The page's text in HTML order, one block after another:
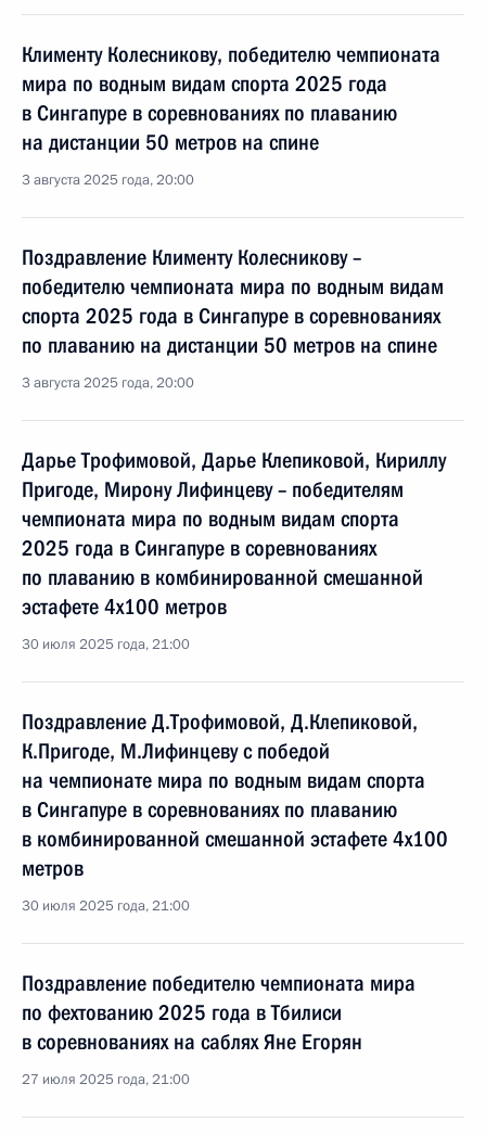
Клименту Колесникову, победителю чемпионата
мира по водным видам спорта 2025 года
в Сингапуре в соревнованиях по плаванию
на дистанции 50 метров на спине
3 августа 2025 года, 20:00
Поздравление Клименту Колесникову –
победителю чемпионата мира по водным видам
спорта 2025 года в Сингапуре в соревнованиях
по плаванию на дистанции 50 метров на спине
3 августа 2025 года, 20:00
Дарье Трофимовой, Дарье Клепиковой, Кириллу
Пригоде, Мирону Лифинцеву – победителям
чемпионата мира по водным видам спорта
2025 года в Сингапуре в соревнованиях
по плаванию в комбинированной смешанной
эстафете 4x100 метров
30 июля 2025 года, 21:00
Поздравление Д.Трофимовой, Д.Клепиковой,
К.Пригоде, М.Лифинцеву с победой
на чемпионате мира по водным видам спорта
в Сингапуре в соревнованиях по плаванию
в комбинированной смешанной эстафете 4x100
метров
30 июля 2025 года, 21:00
Поздравление победителю чемпионата мира
по фехтованию 2025 года в Тбилиси
в соревнованиях на саблях Яне Егорян
27 июля 2025 года, 21:00